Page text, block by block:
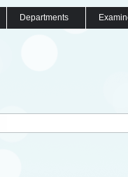
Departments